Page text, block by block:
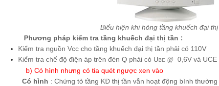
Biểu hiện khi hỏng tầng khuếch đại
Phương pháp kiểm tra tầng khuếch đại thị tần :
Kiểm tra nguồn Vcc cho tầng khuếch đại thị tần phải có 110V
Kiểm tra chế độ điện áp trên đèn Q phải có UBE @ 0,6V và UCE
b) Có hình nhưng có tia quét ngược xen vào
Có hình : Chứng tỏ tầng KĐ thị tần vẫn hoạt động bình thường